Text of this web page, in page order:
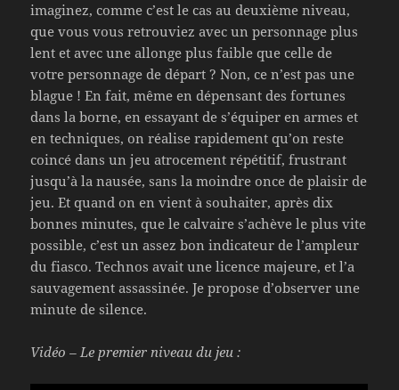
imaginez, comme c’est le cas au deuxième niveau,
que vous vous retrouviez avec un personnage plus
lent et avec une allonge plus faible que celle de
votre personnage de départ ? Non, ce n’est pas une
blague ! En fait, même en dépensant des fortunes
dans la borne, en essayant de s’équiper en armes et
en techniques, on réalise rapidement qu’on reste
coincé dans un jeu atrocement répétitif, frustrant
jusqu’à la nausée, sans la moindre once de plaisir de
jeu. Et quand on en vient à souhaiter, après dix
bonnes minutes, que le calvaire s’achève le plus vite
possible, c’est un assez bon indicateur de l’ampleur
du fiasco. Technos avait une licence majeure, et l’a
sauvagement assassinée. Je propose d’observer une
minute de silence.
Vidéo – Le premier niveau du jeu :